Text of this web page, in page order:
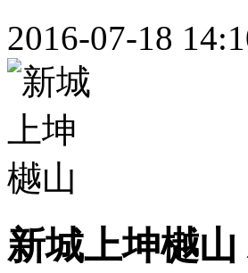
2016-07-18
新城上坤樾